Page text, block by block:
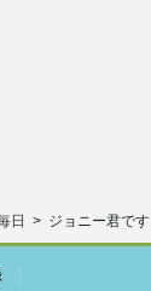
日 ジョニー君です